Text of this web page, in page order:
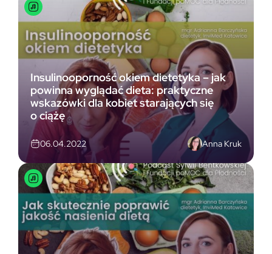
Insulinooporność okiem dietetyka – jak
powinna wyglądać dieta: praktyczne
wskazówki dla kobiet starających się
o ciążę
06.04.2022 Anna Kruk